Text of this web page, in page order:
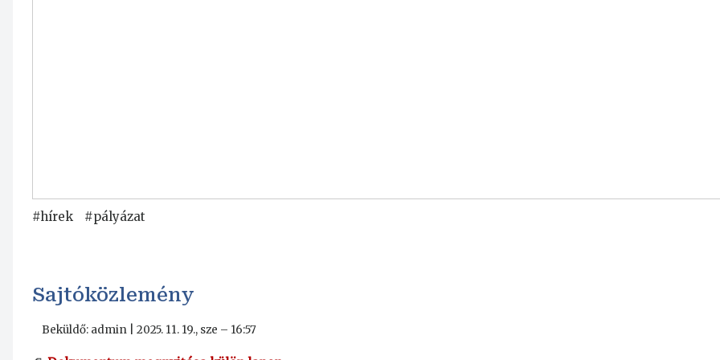
#hírek #pályázat
Sajtóközlemény
Beküldő: admin 2025. 11. 19., sze – 16:57